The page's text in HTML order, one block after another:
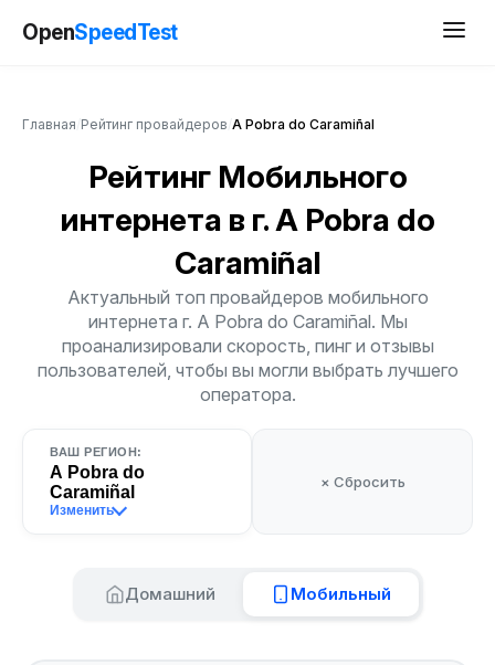
OpenSpeedTest
Главная Рейтинг провайдеров A Pobra do Caramiñal
Рейтинг Мобильного
интернета в г. A Pobra do
Caramiñal
Актуальный топ провайдеров мобильного
интернета г. A Pobra do Caramiñal. Мы
проанализировали скорость, пинг и отзывы
пользователей, чтобы вы могли выбрать лучшего
оператора.
ВАШ РЕГИОН:
A Pobra do
Caramiñal
Изменить
× Сбросить
Домашний Мобильный